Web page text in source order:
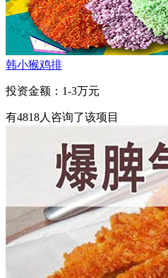
韩小猴鸡排
投资金额： 1-3万元
有4818人咨询了该项目